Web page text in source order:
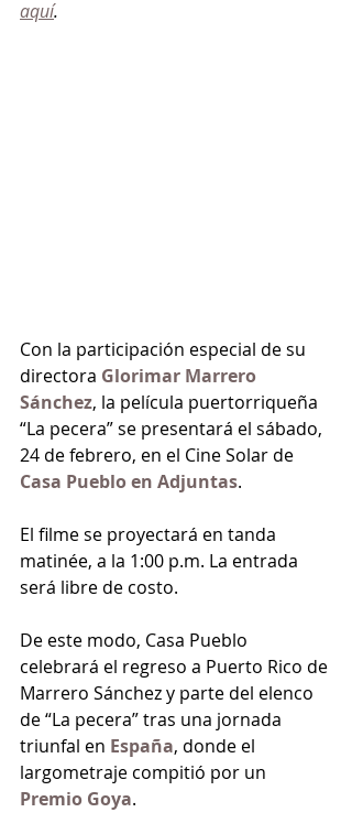
aquí.
Con la participación especial de su
directora Glorimar Marrero
Sánchez, la película puertorriqueña
“La pecera” se presentará el sábado,
24 de febrero, en el Cine Solar de
Casa Pueblo en Adjuntas.
El filme se proyectará en tanda
matinée, a la 1:00 p.m. La entrada
será libre de costo.
De este modo, Casa Pueblo
celebrará el regreso a Puerto Rico de
Marrero Sánchez y parte del elenco
de “La pecera” tras una jornada
triunfal en España, donde el
largometraje compitió por un
Premio Goya.